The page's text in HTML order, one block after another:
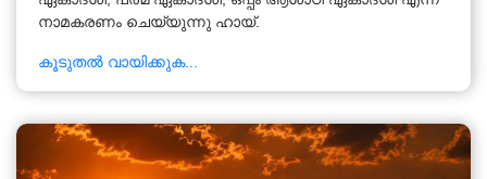
നാമകരണം ചെയ്യുന്നു ഹായ്.
കൂടുതൽ വായിക്കുക...